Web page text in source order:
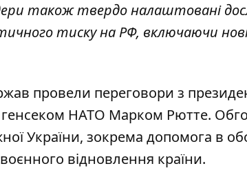
також твердо налаштовані
тиску на РФ, включаючи нові
провели переговори з
НАТО Марком Рютте.
України, зокрема допомога в
відновлення країни.